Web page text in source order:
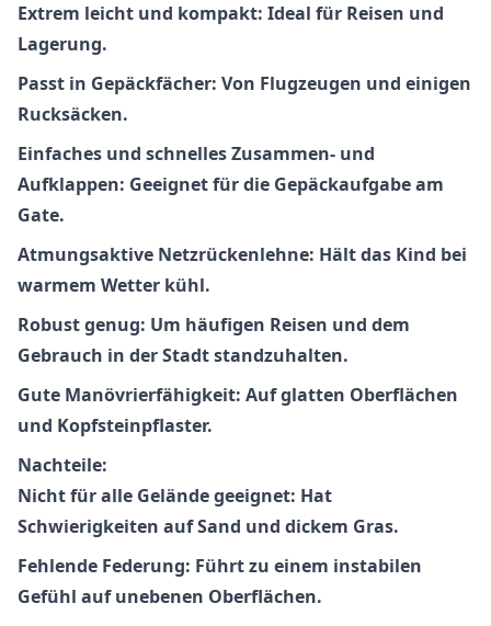
Extrem leicht und kompakt: Ideal für Reisen und
Lagerung.
Passt in Gepäckfächer: Von Flugzeugen und einigen
Rucksäcken.
Einfaches und schnelles Zusammen- und
Aufklappen: Geeignet für die Gepäckaufgabe am
Gate.
Atmungsaktive Netzrückenlehne: Hält das Kind bei
warmem Wetter kühl.
Robust genug: Um häufigen Reisen und dem
Gebrauch in der Stadt standzuhalten.
Gute Manövrierfähigkeit: Auf glatten Oberflächen
und Kopfsteinpflaster.
Nachteile:
Nicht für alle Gelände geeignet: Hat
Schwierigkeiten auf Sand und dickem Gras.
Fehlende Federung: Führt zu einem instabilen
Gefühl auf unebenen Oberflächen.